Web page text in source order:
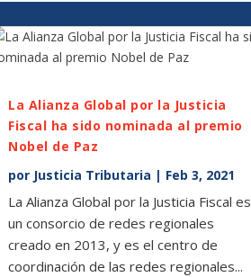
La Alianza Global por la Justicia
Fiscal ha sido nominada al premio
Nobel de Paz
por Justicia Tributaria | Feb 3, 2021
La Alianza Global por la Justicia Fiscal es
un consorcio de redes regionales
creado en 2013, y es el centro de
coordinación de las redes regionales...